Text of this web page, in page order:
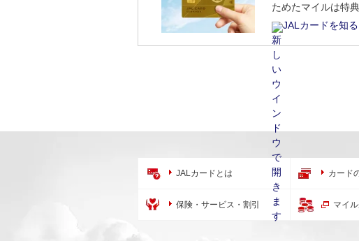
ためたマイルは特
JALカードを知る
JALカードとは カード
保険・サービス・割引 マイ